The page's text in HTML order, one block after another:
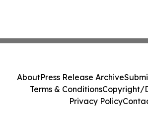
AboutPress Release Archive
Terms & ConditionsCopyright/
Privacy Policy